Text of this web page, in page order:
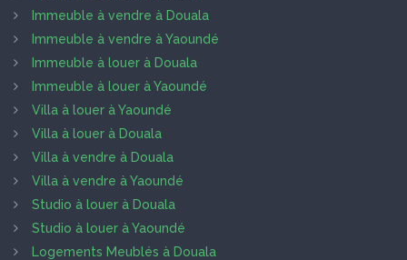
Immeuble à vendre à Douala
Immeuble à vendre à Yaoundé
Immeuble à louer à Douala
Immeuble à louer à Yaoundé
Villa à louer à Yaoundé
Villa à louer à Douala
Villa à vendre à Douala
Villa à vendre à Yaoundé
Studio à louer à Douala
Studio à louer à Yaoundé
Logements Meublés à Douala